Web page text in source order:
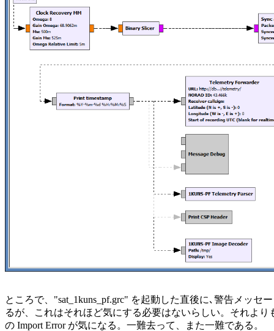
ところで、"sat_1kuns_pf.grc" を起動した直後に､警告メッセ
るが、これはそれほど気にする必要はないらしい。それより
の Import Error が気になる。一難去って、また一難である。